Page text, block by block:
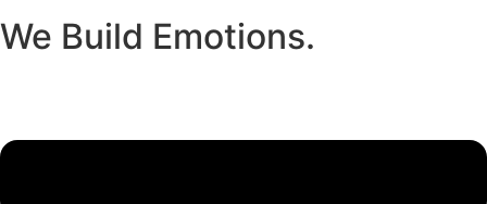
We Build Emotions.